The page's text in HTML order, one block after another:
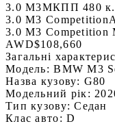
3.0 M3МКПП 480
3.0 M3 Competition
3.0 M3 Competition
AWD$108,660
Загальні
Модель:BMW M3
Назва кузову: G80
Модельний рік:
Тип кузову:Седан
Клас авто:D